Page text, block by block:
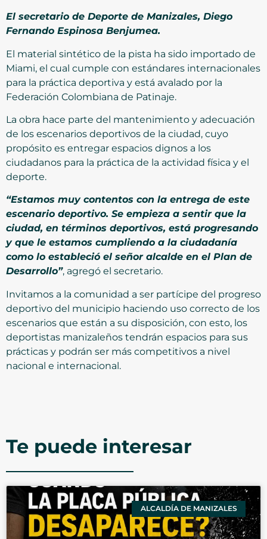
El secretario de Deporte de Manizales, Diego
Fernando Espinosa Benjumea.
El material sintético de la pista ha sido importado de
Miami, el cual cumple con estándares internacionales
para la práctica deportiva y está avalado por la
Federación Colombiana de Patinaje.
La obra hace parte del mantenimiento y adecuación
de los escenarios deportivos de la ciudad, cuyo
propósito es entregar espacios dignos a los
ciudadanos para la práctica de la actividad física y el
deporte.
“Estamos muy contentos con la entrega de este
escenario deportivo. Se empieza a sentir que la
ciudad, en términos deportivos, está progresando
y que le estamos cumpliendo a la ciudadanía
como lo estableció el señor alcalde en el Plan de
Desarrollo”, agregó el secretario.
Invitamos a la comunidad a ser partícipe del progreso
deportivo del municipio haciendo uso correcto de los
escenarios que están a su disposición, con esto, los
deportistas manizaleños tendrán espacios para sus
prácticas y podrán ser más competitivos a nivel
nacional e internacional.
Te puede interesar
ALCALDÍA DE MANIZALES